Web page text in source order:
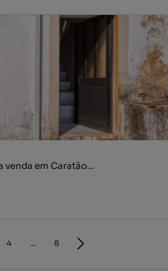
em Caratão...
4 ... 8